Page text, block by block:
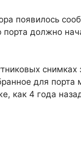
появилось
порта должно
снимках
для порта
как 4 года